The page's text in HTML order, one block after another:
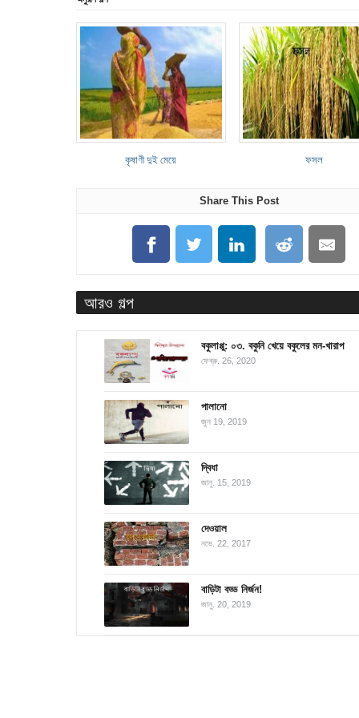
কৃষাণী দুই মেয়ে ফসল
Share This Post
আরও গল্প
বকুলাপ্পু: ০৩. বকুনি খেয়ে বকুলের মন-খারাপ
ফেব্রু. 26, 2020
পালানো
জুন 19, 2019
দ্বিধা
জানু. 15, 2019
দেওয়াল
নভে. 22, 2017
বাড়িটা বড্ড নির্জন!
জানু. 20, 2019